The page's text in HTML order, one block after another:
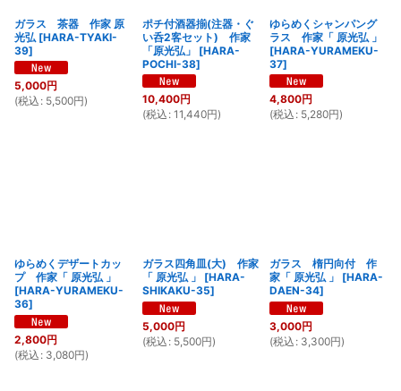
ガラス 茶器 作家 原
光弘 [HARA-TYAKI-
39]
5,000円
(税込 : 5,500円)
ポチ付酒器揃(注器・ぐ
い呑2客セット) 作家
「原光弘」
[HARA-
POCHI-38]
10,400円
(税込 : 11,440円)
ゆらめくシャンパング
ラス 作家「 原光弘 」
[HARA-YURAMEKU-
37]
4,800円
(税込 : 5,280円)
ゆらめくデザートカッ
プ 作家「 原光弘 」
[HARA-YURAMEKU-
36]
2,800円
(税込 : 3,080円)
ガラス四角皿(大) 作家
「 原光弘 」
[HARA-
SHIKAKU-35]
5,000円
(税込 : 5,500円)
ガラス 楕円向付 作
家「 原光弘 」
[HARA-
DAEN-34]
3,000円
(税込 : 3,300円)